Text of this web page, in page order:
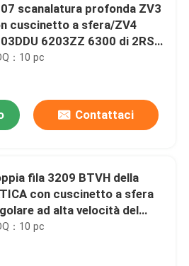
scanalatura profonda ZV3
cuscinetto a sfera/ZV4
6203ZZ 6300 di 2RS1
6301 6302
：10 pc
Contattaci
fila 3209 BTVH della
con cuscinetto a sfera
ad alta velocità del
3224 m.
：10 pc